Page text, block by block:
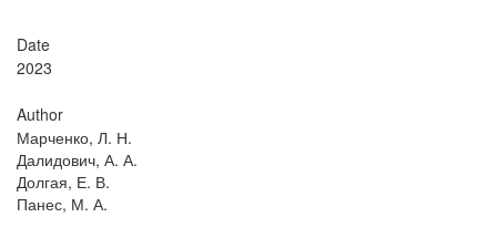
Date
2023
Author
Марченко, Л. Н.
Далидович, А. А.
Долгая, Е. В.
Панес, М. А.